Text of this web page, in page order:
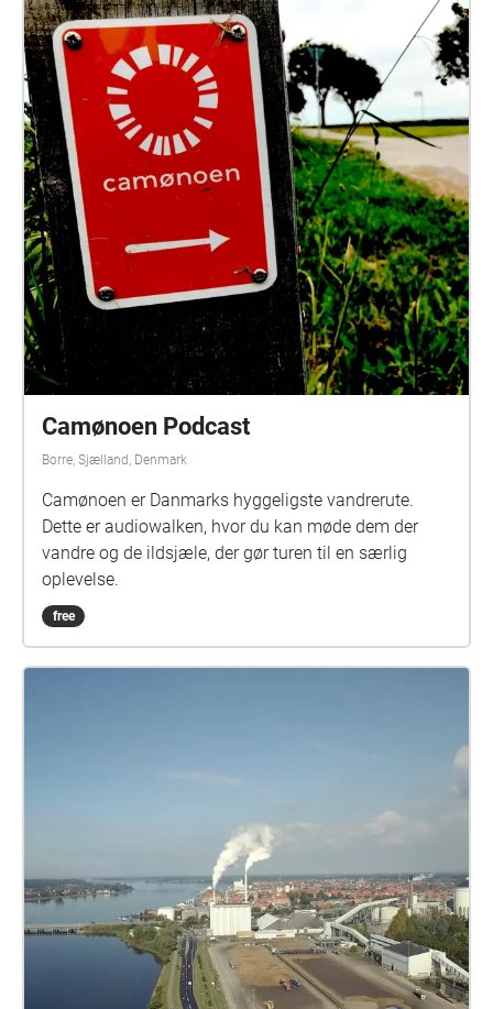
Camønoen Podcast
Borre, Sjælland, Denmark
Camønoen er Danmarks hyggeligste vandrerute.
Dette er audiowalken, hvor du kan møde dem der
vandre og de ildsjæle, der gør turen til en særlig
oplevelse.
free